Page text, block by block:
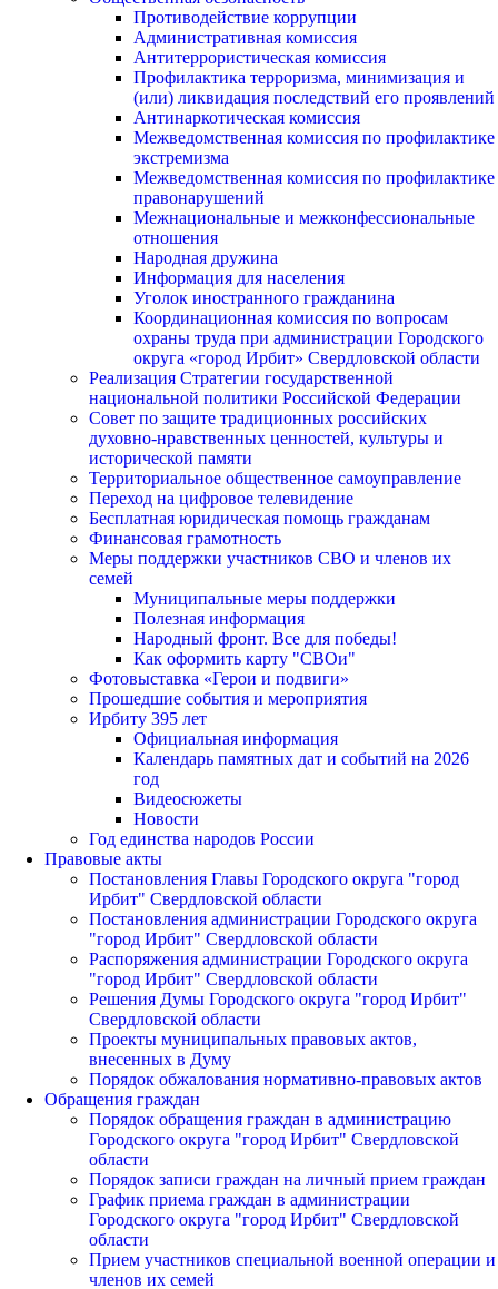
Противодействие коррупции
Административная комиссия
Антитеррористическая комиссия
Профилактика терроризма, минимизация и
(или) ликвидация последствий его проявлений
Антинаркотическая комиссия
Межведомственная комиссия по профилактике
экстремизма
Межведомственная комиссия по профилактике
правонарушений
Межнациональные и межконфессиональные
отношения
Народная дружина
Информация для населения
Уголок иностранного гражданина
Координационная комиссия по вопросам
охраны труда при администрации Городского
округа «город Ирбит» Свердловской области
Реализация Стратегии государственной
национальной политики Российской Федерации
Совет по защите традиционных российских
духовно-нравственных ценностей, культуры и
исторической памяти
Территориальное общественное самоуправление
Переход на цифровое телевидение
Бесплатная юридическая помощь гражданам
Финансовая грамотность
Меры поддержки участников СВО и членов их
семей
Муниципальные меры поддержки
Полезная информация
Народный фронт. Все для победы!
Как оформить карту "СВОи"
Фотовыставка «Герои и подвиги»
Прошедшие события и мероприятия
Ирбиту 395 лет
Официальная информация
Календарь памятных дат и событий на 2026
год
Видеосюжеты
Новости
Год единства народов России
Правовые акты
Постановления Главы Городского округа "город
Ирбит" Свердловской области
Постановления администрации Городского округа
"город Ирбит" Свердловской области
Распоряжения администрации Городского округа
"город Ирбит" Свердловской области
Решения Думы Городского округа "город Ирбит"
Свердловской области
Проекты муниципальных правовых актов,
внесенных в Думу
Порядок обжалования нормативно-правовых актов
Обращения граждан
Порядок обращения граждан в администрацию
Городского округа "город Ирбит" Свердловской
области
Порядок записи граждан на личный прием граждан
График приема граждан в администрации
Городского округа "город Ирбит" Свердловской
области
Прием участников специальной военной операции и
членов их семей